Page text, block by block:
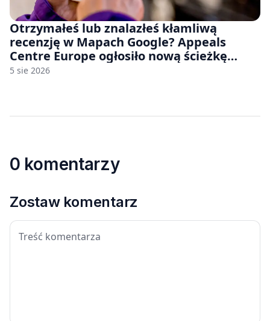
Otrzymałeś lub znalazłeś kłamliwą
recenzję w Mapach Google? Appeals
Centre Europe ogłosiło nową ścieżkę
odwoławczą dla firm i konsumentów
5 sie 2026
0 komentarzy
Zostaw komentarz